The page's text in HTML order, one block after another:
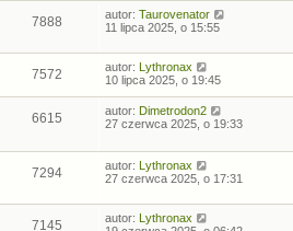
7888 autor: Taurovenator
11 lipca 2025, o 15:55
7572 autor: Lythronax
10 lipca 2025, o 19:45
6615 autor: Dimetrodon2
27 czerwca 2025, o 19:33
7294 autor: Lythronax
27 czerwca 2025, o 17:31
7145 autor: Lythronax